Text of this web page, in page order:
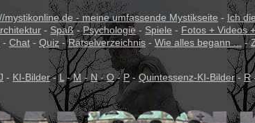
mystikonline.de - meine umfassende Mystikseite - Ich
- Spaß-Psychologie - Spiele - Fotos + Videos
- Chat - Quiz -Rätselverzeichnis - Wie alles begann ... -
- KI-Bilder-L -M- N- O-P -Quintessenz-KI-Bilder- R